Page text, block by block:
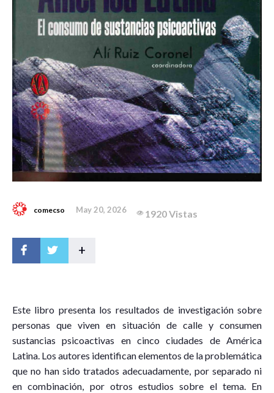
comecso May 20, 2026 1920 Vistas
+
Este libro presenta los resultados de investigación sobre
personas que viven en situación de calle y consumen
sustancias psicoactivas en cinco ciudades de América
Latina. Los autores identifican elementos de la problemática
que no han sido tratados adecuadamente, por separado ni
en combinación, por otros estudios sobre el tema. En